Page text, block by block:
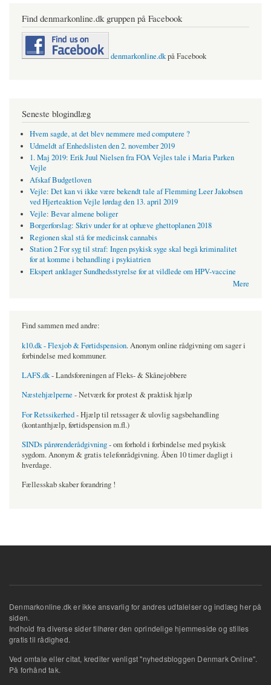
Find denmarkonline.dk gruppen på Facebook
denmarkonline.dkpå Facebook
Seneste blogindlæg
Hvem sagde, at det blev nemmere med computere ?
Udmeldt af Enhedslisten den 2. november 2019
1. Maj 2019: Erik Juul Nielsen fra FOA Vejles tale i Maria Parken
Vejle
Afskaf Budgetloven
Vejle: Det kan vi ikke være bekendt tale af Flemming Leer Jakobsen
ved Hjerteaktion Vejle lørdag den 13. april 2019
Vejle: Bevar almene boliger
Borgerforslag: Skriv under for at ophæve ghettoplanen 2018
Regionen skal stå for medicinsk cannabis
Station 2 For syg til straf: Ingen psykisk syge skal begå kriminalitet
for at komme i behandling i psykiatrien
Ekspert anklager Sundhedsstyrelse for at vildlede om HPV-vaccine
Mere
Find sammen med andre:
k10.dk - Flexjob & Førtidspension. Anonym online rådgivning om sager i
forbindelse med kommuner.
LAFS.dk- Landsforeningen af Fleks- & Skånejobbere
Næstehjælperne - Netværk for protest & praktisk hjælp
For Retssikerhed- Hjælp til retssager & ulovlig sagsbehandling
(kontanthjælp, førtidspension m.fl.)
SINDs pårørenderådgivning- om forhold i forbindelse med psykisk
sygdom. Anonym & gratis telefonrådgivning. Åben 10 timer dagligt i
hverdage.
Fællesskab skaber forandring !
Denmarkonline.dk er ikke ansvarlig for andres udtalelser og indlæg her på
siden.
Indhold fra diverse sider tilhører den oprindelige hjemmeside og stilles
gratis til rådighed.
Ved omtale eller citat, krediter venligst "nyhedsbloggen Denmark Online".
På forhånd tak.